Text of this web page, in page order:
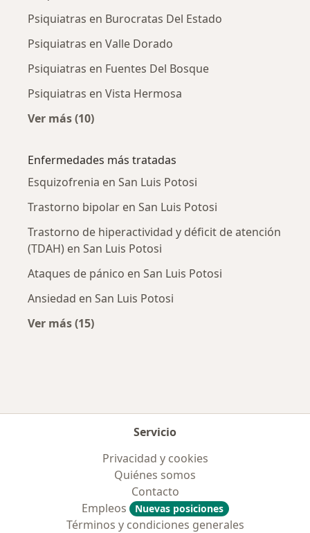
Psiquiatras en Burocratas Del Estado
Psiquiatras en Valle Dorado
Psiquiatras en Fuentes Del Bosque
Psiquiatras en Vista Hermosa
Ver más (10)
Enfermedades más tratadas
Esquizofrenia en San Luis Potosi
Trastorno bipolar en San Luis Potosi
Trastorno de hiperactividad y déficit de atención
(TDAH) en San Luis Potosi
Ataques de pánico en San Luis Potosi
Ansiedad en San Luis Potosi
Ver más (15)
Servicio
Privacidad y cookies
Quiénes somos
Contacto
Empleos
Nuevas posiciones
Términos y condiciones generales